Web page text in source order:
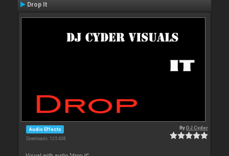
Drop It
Audio Effects
Downloads: 125 438
ByDJ Cyder